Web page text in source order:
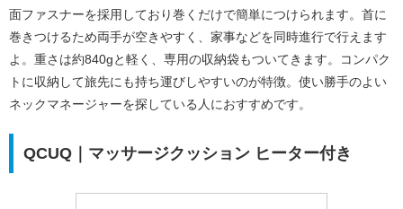
面ファスナーを採用しており巻くだけで簡単につけられます。首に
巻きつけるため両手が空きやすく、家事などを同時進行で行えます
よ。重さは約840gと軽く、専用の収納袋もついてきます。コンパク
トに収納して旅先にも持ち運びしやすいのが特徴。使い勝手のよい
ネックマネージャーを探している人におすすめです。
QCUQ｜マッサージクッション ヒーター付き